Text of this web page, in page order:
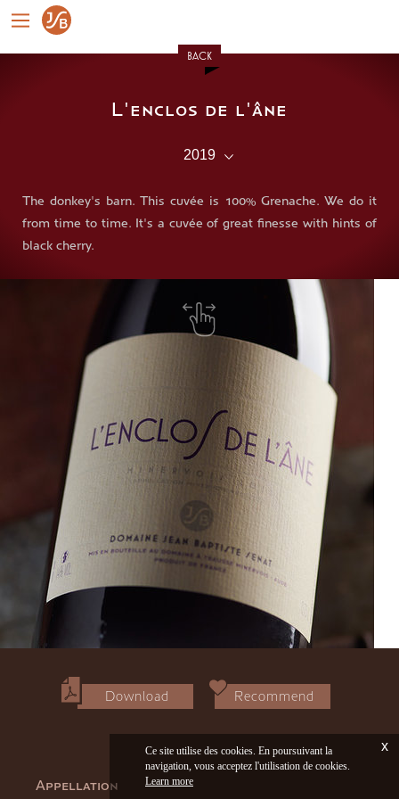
BACK
L'enclos de l'âne
The donkey's barn. This cuvée is 100% Grenache. We do it
from time to time. It's a cuvée of great finesse with hints of
black cherry.
Download Recommend
Appellation
Ce site utilise des cookies. En poursuivant la
navigation, vous acceptez l'utilisation de cookies.
Learn more
x